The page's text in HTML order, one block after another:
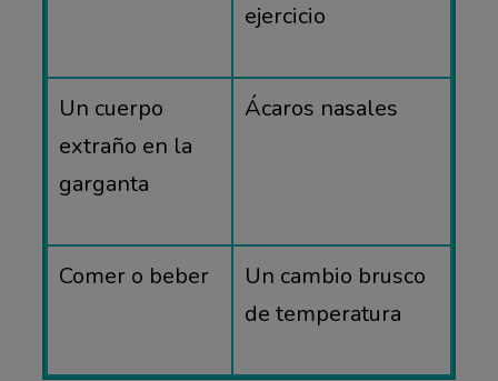
ejercicio
Un cuerpo
extraño en la
garganta
Ácaros nasales
Comer o beber
Un cambio brusco
de temperatura